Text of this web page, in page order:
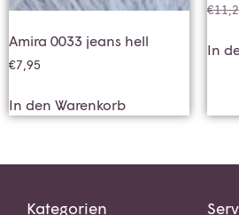
Amira 0033 jeans hell
€7,95
In den Warenkorb
€
In
Kategorien